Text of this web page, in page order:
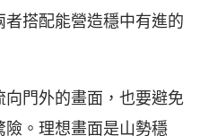
搭配能營造穩中有進的
門外的畫面，也要避免
。理想畫面是山勢穩